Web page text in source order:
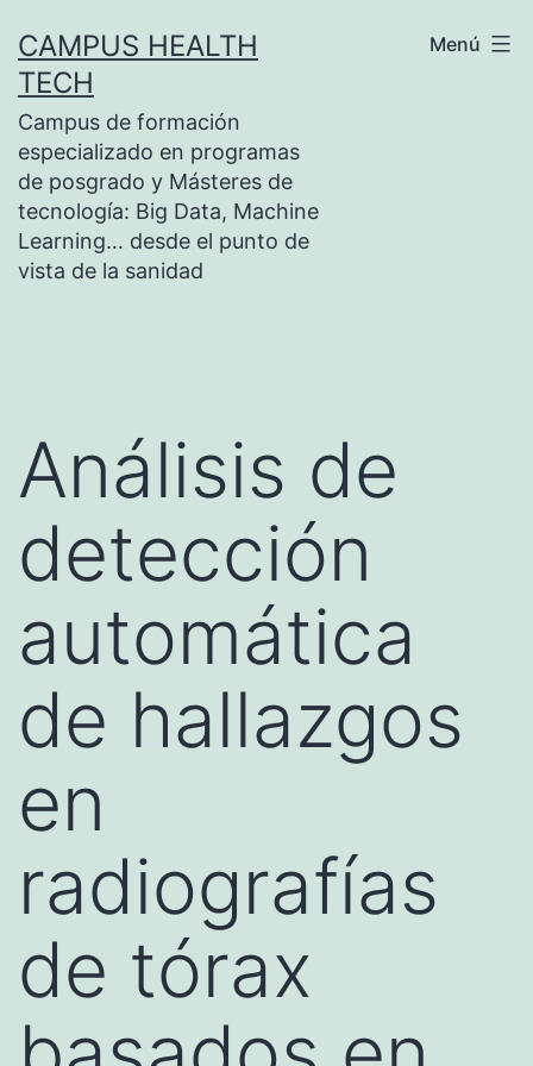
contenido
CAMPUS HEALTH
TECH
Campus de formación
especializado en programas
de posgrado y Másteres de
tecnología: Big Data, Machine
Learning… desde el punto de
vista de la sanidad
Menú
Análisis de
detección
automática
de hallazgos
en
radiografías
de tórax